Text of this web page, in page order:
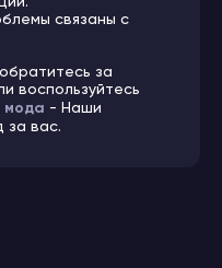
связаны с
за
воспользуйтесь
мода - Наши
за вас.